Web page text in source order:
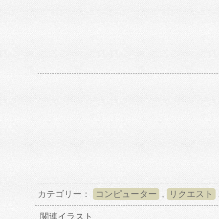
カテゴリー： コンピューター , リクエスト
関連イラスト